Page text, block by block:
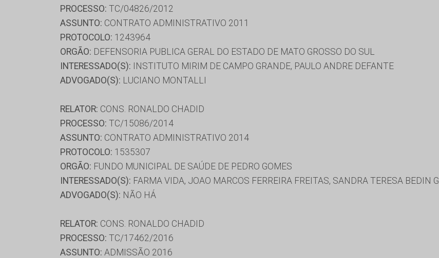
PROCESSO: TC/04826/2012
ASSUNTO: CONTRATO ADMINISTRATIVO 2011
PROTOCOLO: 1243964
ORGÃO: DEFENSORIA PUBLICA GERAL DO ESTADO DE MATO GROSSO DO SUL
INTERESSADO(S): INSTITUTO MIRIM DE CAMPO GRANDE, PAULO ANDRE DEFANTE
ADVOGADO(S): LUCIANO MONTALLI
RELATOR: CONS. RONALDO CHADID
PROCESSO: TC/15086/2014
ASSUNTO: CONTRATO ADMINISTRATIVO 2014
PROTOCOLO: 1535307
ORGÃO: FUNDO MUNICIPAL DE SAÚDE DE PEDRO GOMES
INTERESSADO(S): FARMA VIDA, JOAO MARCOS FERREIRA FREITAS, SANDRA TERESA BEDIN
ADVOGADO(S): NÃO HÁ
RELATOR: CONS. RONALDO CHADID
PROCESSO: TC/17462/2016
ASSUNTO: ADMISSÃO 2016